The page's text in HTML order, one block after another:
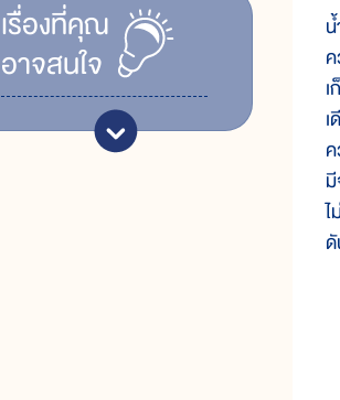
เรื่ิองที่คุณ
อาจสนใจ